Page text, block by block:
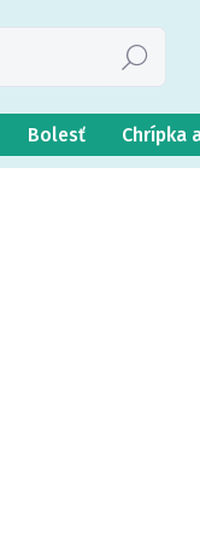
Hľadať
Bolesť Chrípka